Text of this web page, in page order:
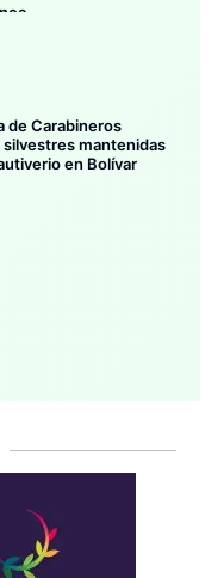
de Carabineros
mantenidas
en Bolívar